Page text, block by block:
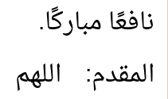
نافعًا مباركًا.
المقدم: